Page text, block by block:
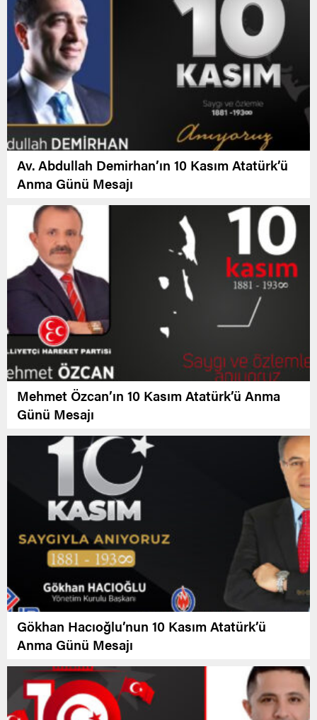
Av. Abdullah Demirhan’ın 10 Kasım Atatürk’ü
Anma Günü Mesajı
Mehmet Özcan’ın 10 Kasım Atatürk’ü Anma
Günü Mesajı
Gökhan Hacıoğlu’nun 10 Kasım Atatürk’ü
Anma Günü Mesajı